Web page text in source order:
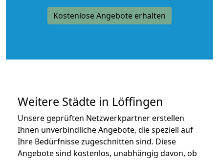
Kostenlose Angebote erhalten
Weitere Städte in Löffingen
Unsere geprüften Netzwerkpartner erstellen
Ihnen unverbindliche Angebote, die speziell auf
Ihre Bedürfnisse zugeschnitten sind. Diese
Angebote sind kostenlos, unabhängig davon, ob